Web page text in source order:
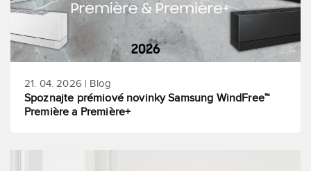
21. 04. 2026 | Blog
Spoznajte prémiové novinky Samsung WindFree™
Première a Première+